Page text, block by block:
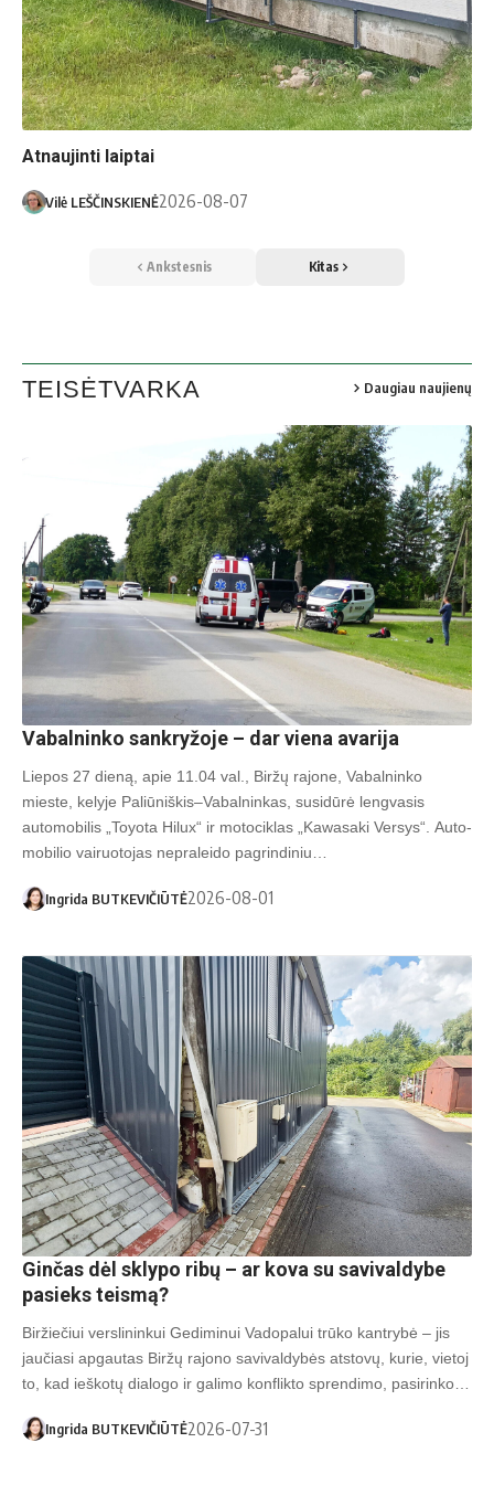
Atnaujinti laiptai
Vilė LEŠČINSKIENĖ2026-08-07
Ankstesnis Kitas
TEISĖTVARKA Daugiau naujienų
Vabalninko sankryžoje – dar viena avarija
Liepos 27 dieną, apie 11.04 val., Biržų rajone, Vabalninko
mieste, kelyje Paliūniškis–Vabalninkas, susidūrė lengvasis
automobilis „Toyota Hilux“ ir motociklas „Kawasaki Versys“. Au­to­
mo­bi­lio vai­ruo­to­jas ne­pra­lei­do pa­grin­di­niu…
Ingrida BUTKEVIČIŪTĖ2026-08-01
I. Butkevičiūtės nuotr.
Ginčas dėl sklypo ribų – ar kova su savivaldybe
pasieks teismą?
Biržiečiui verslininkui Gediminui Vadopalui trūko kantrybė – jis
jaučiasi apgautas Biržų rajono savivaldybės atstovų, kurie, vietoj
to, kad ieškotų dialogo ir galimo konflikto sprendimo, pasirinko…
Ingrida BUTKEVIČIŪTĖ2026-07-31